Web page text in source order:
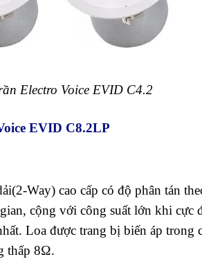
Electro Voice EVID C4.2
EVID C8.2LP
Way) cao cấp có độ phân tán
cộng với công suất lớn khi cực
Loa được trang bị biến áp trong
thấp 8Ω.